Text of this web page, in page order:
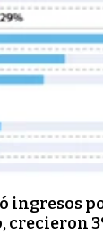
ingresos
crecieron